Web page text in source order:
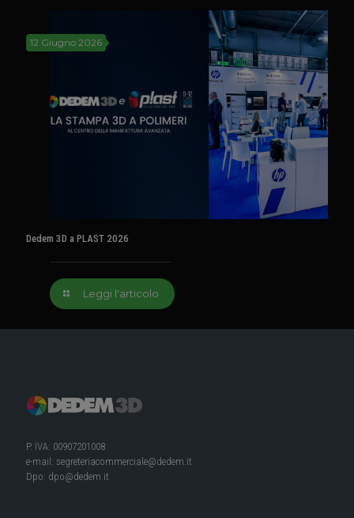
12 Giugno 2026
Dedem 3D a PLAST 2026
Leggi l'articolo
P. IVA: 00907201008
e-mail: segreteriacommerciale@dedem.it
Dpo: dpo@dedem.it